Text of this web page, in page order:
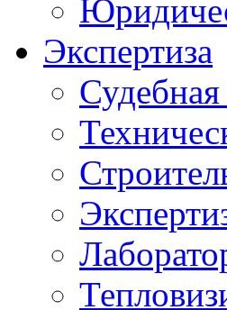
Экспертиза
Судебная